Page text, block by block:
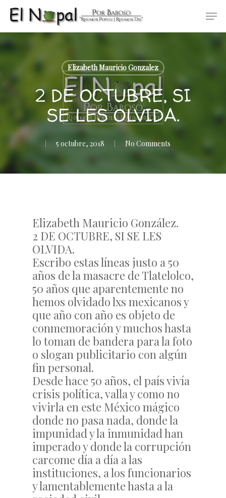
Skip
main
content
Elizabeth Mauricio Gonzalez
2 DE OCTUBRE, SI
SE LES OLVIDA.
5 octubre, 2018 No Comments
Elizabeth Mauricio González.
2 DE OCTUBRE, SI SE LES
OLVIDA.
Escribo estas líneas justo a 50
años de la masacre de Tlatelolco,
50 años que aparentemente no
hemos olvidado lxs mexicanos y
que año con año es objeto de
conmemoración y muchos hasta
lo toman de bandera para la foto
o slogan publicitario con algún
fin personal.
Desde hace 50 años, el país vivía
crisis política, valla y como no
vivirla en este México mágico
donde no pasa nada, donde la
impunidad y la inmunidad han
imperado y donde la corrupción
carcome día a día a las
instituciones, a los funcionarios
y lamentablemente hasta a la